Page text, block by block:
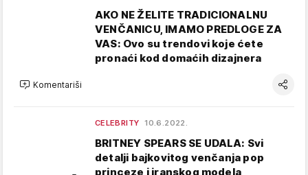
AKO NE ŽELITE TRADICIONALNU
VENČANICU, IMAMO PREDLOGE ZA
VAS: Ovo su trendovi koje ćete
pronaći kod domaćih dizajnera
Komentariši
CELEBRITY 10.6.2022.
BRITNEY SPEARS SE UDALA: Svi
detalji bajkovitog venčanja pop
princeze i iranskog modela